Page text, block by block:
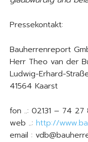
Pressekontakt:
Bauherrenreport
Herr Theo van der
Ludwig-Erhard-
41564 Kaarst
fon ..: 02131 – 74 27
web ..: http://
email :